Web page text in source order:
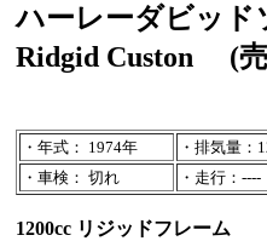
ハーレーダビッド
Ridgid Custon
(売
・年式： 1974年
・排気量：
・車検： 切れ
・走行：----
1200cc リジッドフレーム